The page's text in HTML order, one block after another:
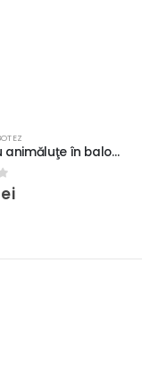
Cutie cu animăluţe în balon pentru plicuri, carton fotografic 300g/m², 33x23x23cm, culoare roz
5